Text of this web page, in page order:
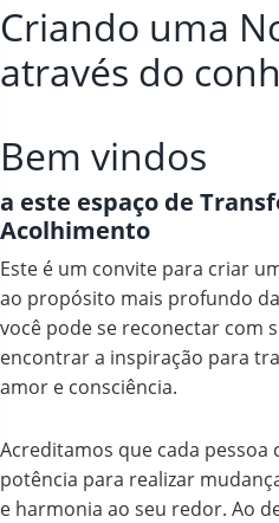
Criando uma
através do
Bem vindos
a este espaço de
Acolhimento
Este é um convite para criar
ao propósito mais profundo
você pode se reconectar com
encontrar a inspiração para
amor e consciência.
Acreditamos que cada pessoa
potência para realizar
e harmonia ao seu redor. Ao